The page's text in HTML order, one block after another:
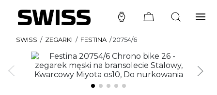
SWISS / ZEGARKI / FESTINA /20754/6